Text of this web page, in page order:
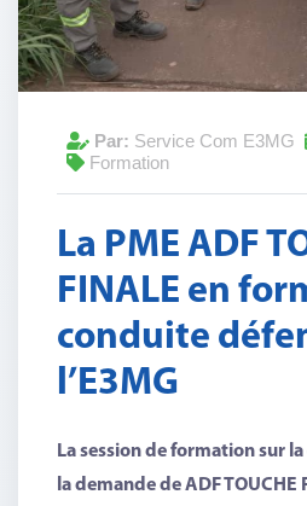
Formation
Par: Service Com E3MG
Formation
La PME ADF
FINALE en
conduite
l’E3MG
La session de formation sur
la demande deADF TOUCHE